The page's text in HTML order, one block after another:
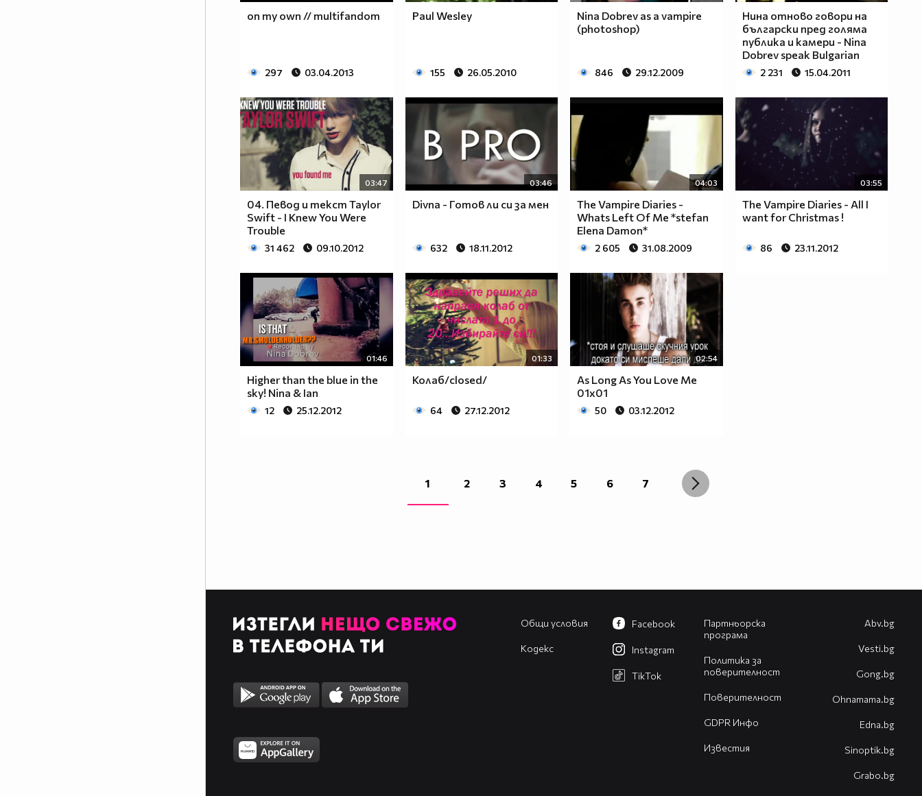
on my own // multifandom
297 03.04.2013
Paul Wesley
155 26.05.2010
Nina Dobrev as a vampire
(photoshop)
846 29.12.2009
Нина отново говори на
български пред голяма
публика и камери - Nina
Dobrev speak Bulgarian
2 231 15.04.2011
03:47
04. Певод и текст Taylor
Swift - I Knew You Were
Trouble
31 462 09.10.2012
03:46
Divna - Готов ли си за мен
632 18.11.2012
04:03
The Vampire Diaries -
Whats Left Of Me *stefan
Elena Damon*
2 605 31.08.2009
03:55
The Vampire Diaries - All I
want for Christmas !
86 23.11.2012
01:46
Higher than the blue in the
sky! Nina & Ian
12 25.12.2012
01:33
Колаб/closed/
64 27.12.2012
02:54
As Long As You Love Me
01x01
50 03.12.2012
1 2 3 4 5 6 7
Общи условия
Кодекс
Партньорска
програма
Политика за
поверителност
Поверителност
GDPR Инфо
Известия
Facebook
Instagram
TikTok
Abv.bg
Vesti.bg
Gong.bg
Оhnamama.bg
Edna.bg
Sinoptik.bg
Grabo.bg